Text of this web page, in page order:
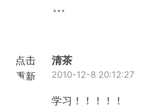
点击
重新
清茶
2010-12-8 20:12:27
学习！！！！！